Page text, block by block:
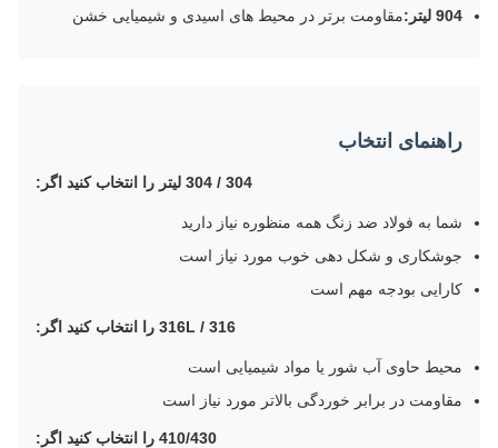
904 لیتر:
مقاومت برتر در محیط های اسیدی و شیمیایی خشن
راهنمای انتخاب
شما به فولاد ضد زنگ همه منظوره نیاز دارید
جوشکاری و شکل دهی خوب مورد نیاز است
کارایی بودجه مهم است
محیط حاوی آب شور یا مواد شیمیایی است
مقاومت در برابر خوردگی بالاتر مورد نیاز است
410/430 را انتخاب کنید اگر: